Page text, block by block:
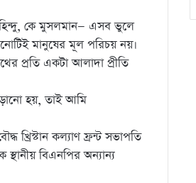
হিন্দু, কে মুসলমান— এসব ভুলে
মানুষের মূল পরিচয় নয়।
প্রতি একটা আলাদা প্রীতি
হয়, তাই আমি
খ্রিস্টান কল্যাণ ফ্রন্ট সভাপতি
স্থানীয় বিএনপির অন্যান্য